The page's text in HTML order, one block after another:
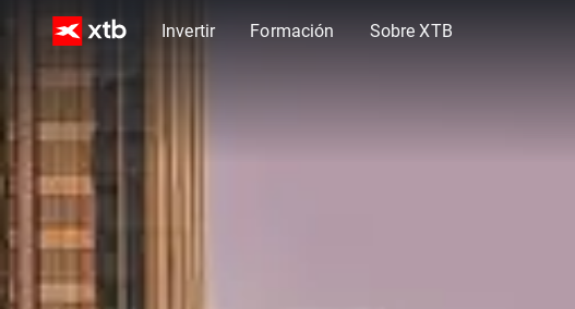
Invertir Formación Sobre XTB